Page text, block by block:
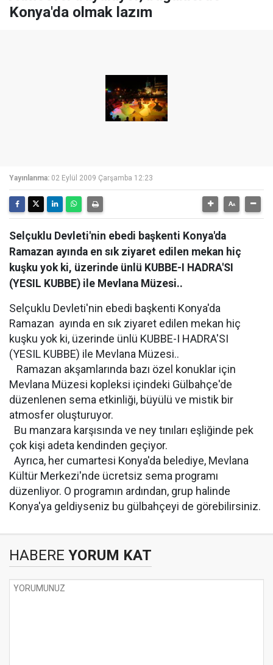
Konya'da olmak lazım
Yayınlanma: 02 Eylül 2009 Çarşamba 12:23
Selçuklu Devleti'nin ebedi başkenti Konya'da
Ramazan ayında en sık ziyaret edilen mekan hiç
kuşku yok ki, üzerinde ünlü KUBBE-I HADRA'SI
(YESIL KUBBE) ile Mevlana Müzesi..
Selçuklu Devleti'nin ebedi başkenti Konya'da
Ramazan ayında en sık ziyaret edilen mekan hiç
kuşku yok ki, üzerinde ünlü KUBBE-I HADRA'SI
(YESIL KUBBE) ile Mevlana Müzesi..
Ramazan akşamlarında bazı özel konuklar için
Mevlana Müzesi kopleksi içindeki Gülbahçe'de
düzenlenen sema etkinliği, büyülü ve mistik bir
atmosfer oluşturuyor.
Bu manzara karşısında ve ney tınıları eşliğinde pek
çok kişi adeta kendinden geçiyor.
Ayrıca, her cumartesi Konya'da belediye, Mevlana
Kültür Merkezi'nde ücretsiz sema programı
düzenliyor. O programın ardından, grup halinde
Konya'ya geldiyseniz bu gülbahçeyi de görebilirsiniz.
HABERE YORUM KAT